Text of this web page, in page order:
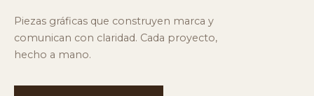
Piezas gráficas que construyen marca y
comunican con claridad. Cada proyecto,
hecho a mano.